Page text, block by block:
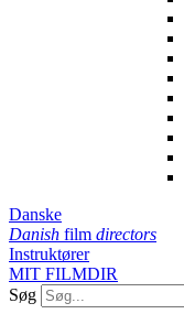
Danske
Danish film directors
Instruktører
MIT FILMDIR
Søg